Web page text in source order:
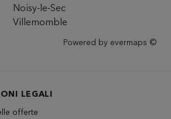
Noisy-le-Sec
Villemomble
Powered by evermaps ©
LEGALI
offerte